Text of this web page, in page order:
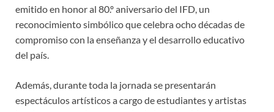
emitido en honor al 80.º aniversario del IFD, un
reconocimiento simbólico que celebra ocho décadas de
compromiso con la enseñanza y el desarrollo educativo
del país.
Además, durante toda la jornada se presentarán
espectáculos artísticos a cargo de estudiantes y artistas